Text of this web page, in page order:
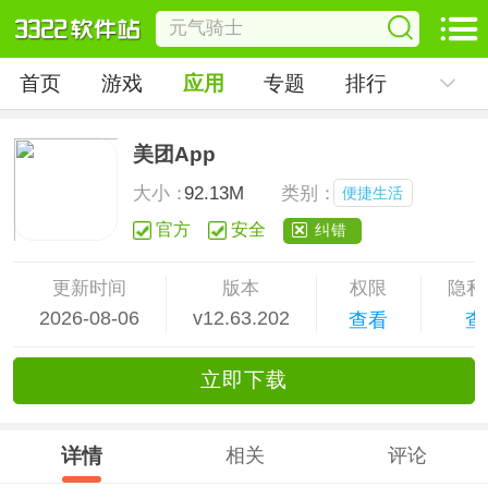
首页 游戏 应用 专题 排行
美团App
大小：92.13M 类别： 便捷生活
官方 安全 纠错
更新时间
2026-08-06
版本
v12.63.202
权限
查看
隐
立即下载
详情 相关 评论